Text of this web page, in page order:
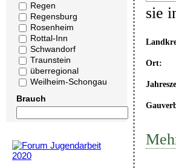
Regen
Regensburg
Rosenheim
Rottal-Inn
Schwandorf
Traunstein
überregional
Weilheim-Schongau
Brauch
sie
Ort: